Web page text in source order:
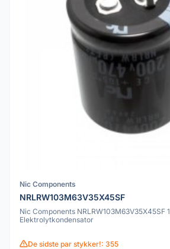
Nic Components
NRLRW103M63V35X45SF
Nic Components NRLRW103M63V35X45SF
Elektrolytkondensator
De sidste par stykker!: 355